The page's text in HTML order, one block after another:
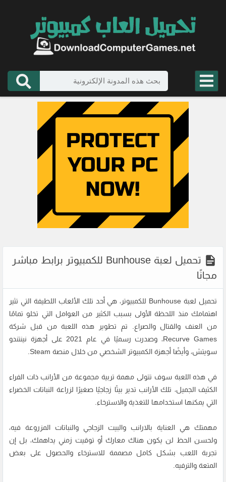
تحميل لعبة Bunhouse للكمبيوتر برابط مباشر
مجانًا
تحميل لعبة Bunhouse للكمبيوتر، هي أحد تلك الألعاب اللطيفة التي تثير
اهتمامك منذ اللحظة الأولى بسبب الكثير من العوامل التي تخلو تمامًا
من العنف والقتال والصراع. تم تطوير هذه اللعبة من قبل شركة
Recurve Games، وصدرت رسميًا في عام 2021 على أجهزة نينتندو
سويتش، وأيضًا أجهزة الكمبيوتر الشخصي من خلال منصة Steam.
في هذه اللعبة سوف تتولى مهمة تربية مجموعة من الأرانب ذات الفراء
الكثيف الجميل، تلك الأرانب تدير بيتًا زجاجيًا صغيرًا لزراعة النباتات الخضراء
التي يمكنها استخدامها للتغذية والاسترخاء.
مهمتك هي العناية بالارانب والبيت الزجاجي والنباتات المزروعة فيه،
ولحسن الحظ لن يكون هناك معارك أو توقيت زمني يداهمك، بل إن
تجربة اللعب بشكل كامل مصممة للاسترخاء والحصول على بعض
المتعة والترفيه.